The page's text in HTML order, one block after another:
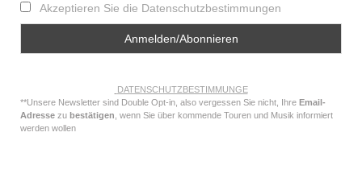
Akzeptieren Sie die Datenschutzbestimmungen
DATENSCHUTZBESTIMMUNGE
**Unsere Newsletter sind Double Opt-in, also vergessen Sie nicht, Ihre Email-
Adresse zu bestätigen , wenn Sie über kommende Touren und Musik informiert
werden wollen